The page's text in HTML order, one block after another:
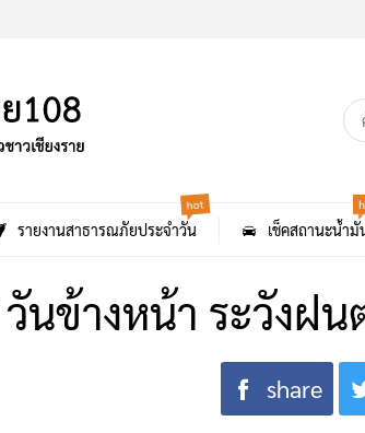
รายงานสาธารณภัยประจำวัน
hot
เช็คสถานะน้ำมั
นข้างหน้า ระวังฝ
share